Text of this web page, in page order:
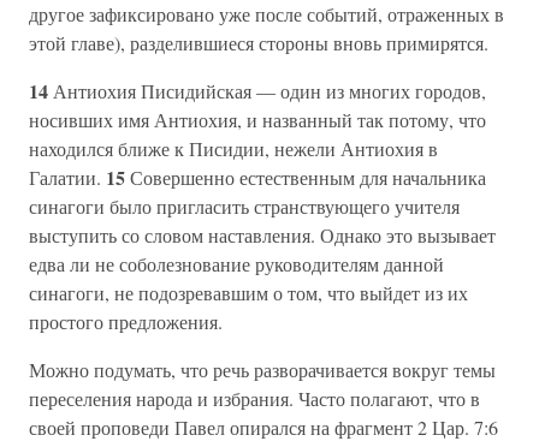
другое зафиксировано уже после событий, отраженных в
этой главе), разделившиеся стороны вновь примирятся.
14 Антиохия Писидийская — один из многих городов,
носивших имя Антиохия, и названный так потому, что
находился ближе к Писидии, нежели Антиохия в
Галатии. 15Совершенно естественным для начальника
синагоги было пригласить странствующего учителя
выступить со словом наставления. Однако это вызывает
едва ли не соболезнование руководителям данной
синагоги, не подозревавшим о том, что выйдет из их
простого предложения.
Можно подумать, что речь разворачивается вокруг темы
переселения народа и избрания. Часто полагают, что в
своей проповеди Павел опирался на фрагмент 2 Цар. 7:6